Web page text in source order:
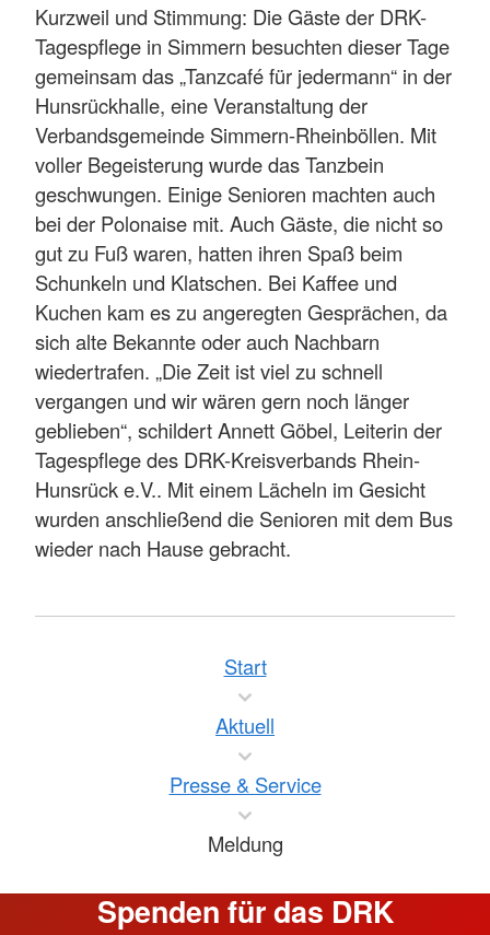
Kurzweil und Stimmung: Die Gäste der DRK-
Tagespflege in Simmern besuchten dieser Tage
gemeinsam das „Tanzcafé für jedermann“ in der
Hunsrückhalle, eine Veranstaltung der
Verbandsgemeinde Simmern-Rheinböllen. Mit
voller Begeisterung wurde das Tanzbein
geschwungen. Einige Senioren machten auch
bei der Polonaise mit. Auch Gäste, die nicht so
gut zu Fuß waren, hatten ihren Spaß beim
Schunkeln und Klatschen. Bei Kaffee und
Kuchen kam es zu angeregten Gesprächen, da
sich alte Bekannte oder auch Nachbarn
wiedertrafen. „Die Zeit ist viel zu schnell
vergangen und wir wären gern noch länger
geblieben“, schildert Annett Göbel, Leiterin der
Tagespflege des DRK-Kreisverbands Rhein-
Hunsrück e.V.. Mit einem Lächeln im Gesicht
wurden anschließend die Senioren mit dem Bus
wieder nach Hause gebracht.
Start
Aktuell
Presse & Service
Meldung
Spenden für das DRK